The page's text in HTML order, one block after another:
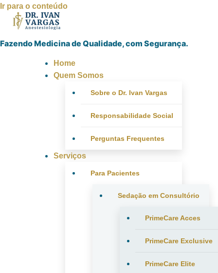
Ir para o conteúdo
Fazendo Medicina de Qualidade, com Segurança.
Home
Quem Somos
Sobre o Dr. Ivan Vargas
Responsabilidade Social
Perguntas Frequentes
Serviços
Para Pacientes
Sedação em Consultório
PrimeCare Acces
PrimeCare Exclusive
PrimeCare Elite